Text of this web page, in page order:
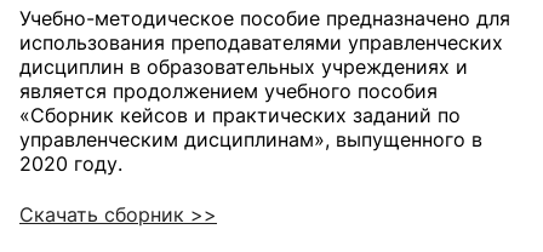
Учебно-методическое пособие предназначено для
использования преподавателями управленческих
дисциплин в образовательных учреждениях и
является продолжением учебного пособия
«Сборник кейсов и практических заданий по
управленческим дисциплинам», выпущенного в
2020 году.
Скачать сборник >>